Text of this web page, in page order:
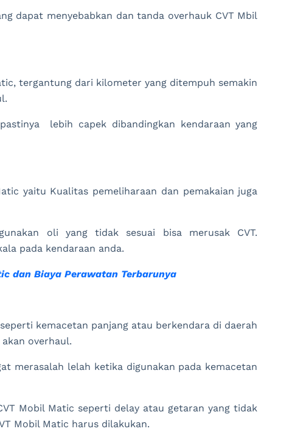
dapat menyebabkan dan tanda overhauk CVT Mbil
tergantung dari kilometer yang ditempuh semakin
lebih capek dibandingkan kendaraan yang
yaitu Kualitas pemeliharaan dan pemakaian juga
oli yang tidak sesuai bisa merusak CVT.
pada kendaraan anda.
dan Biaya Perawatan Terbarunya
kemacetan panjang atau berkendara di daerah
overhaul.
merasalah lelah ketika digunakan pada kemacetan
Mobil Matic seperti delay atau getaran yang tidak
Mobil Matic harus dilakukan.